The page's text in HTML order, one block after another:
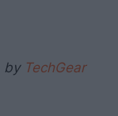
by TechGear